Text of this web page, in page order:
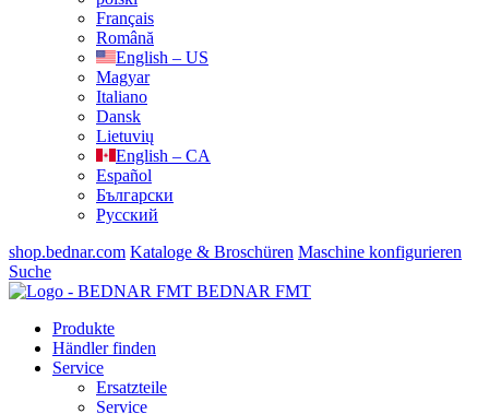
Français
Română
English – US
Magyar
Italiano
Dansk
Lietuvių
English – CA
Español
Български
Русский
shop.bednar.com Kataloge & Broschüren Maschine konfigurieren
Suche
BEDNAR FMT
Produkte
Händler finden
Service
Ersatzteile
Service